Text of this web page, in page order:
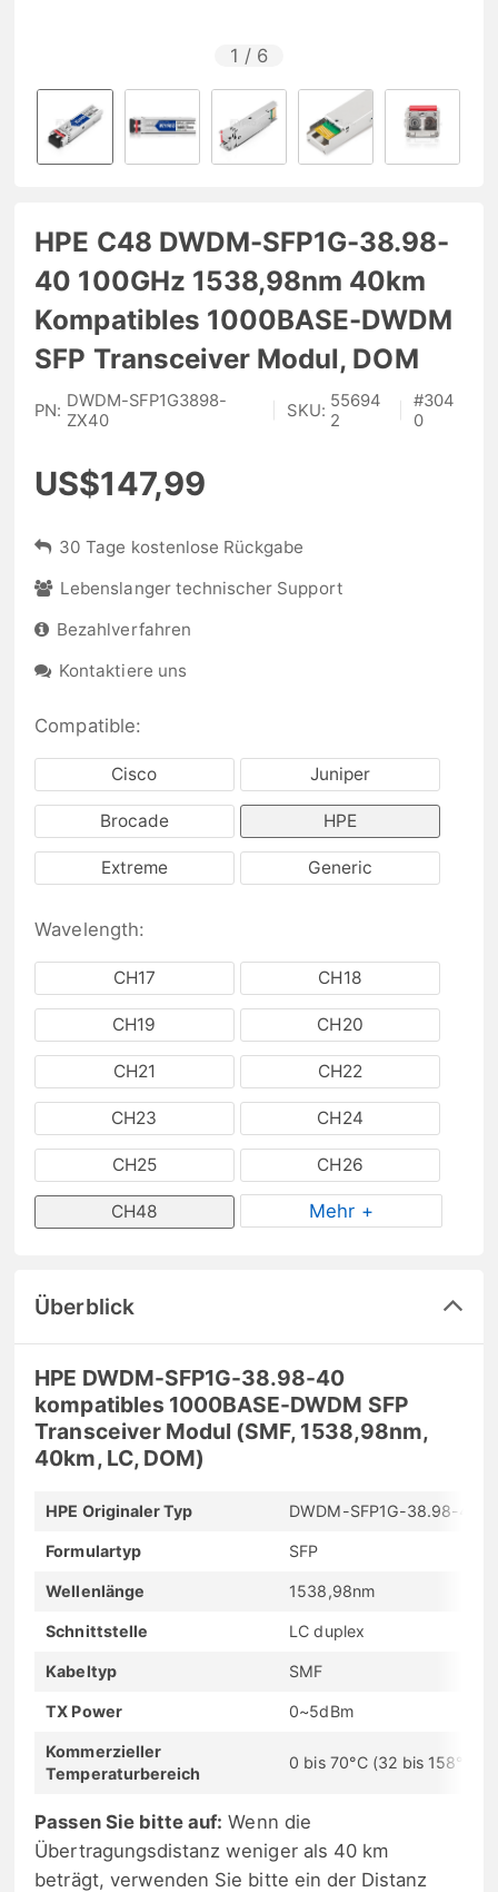
1 / 6
HPE C48 DWDM-SFP1G-38.98-
40 100GHz 1538,98nm 40km
Kompatibles 1000BASE-DWDM
SFP Transceiver Modul, DOM
PN: DWDM-SFP1G3898-
ZX40
SKU: 55694
2
#304
0
US$147,99
30 Tage kostenlose Rückgabe
Lebenslanger technischer Support
Bezahlverfahren
Kontaktiere uns
Compatible:
Cisco Juniper
Brocade HPE
Extreme Generic
Wavelength:
CH17 CH18
CH19 CH20
CH21 CH22
CH23 CH24
CH25 CH26
CH48 Mehr +
Überblick
HPE DWDM-SFP1G-38.98-40
kompatibles 1000BASE-DWDM SFP
Transceiver Modul (SMF, 1538,98nm,
40km, LC, DOM)
HPE Originaler Typ DWDM-SFP1G-38.98-40
Formulartyp SFP
Wellenlänge 1538,98nm
Schnittstelle LC duplex
Kabeltyp SMF
TX Power 0~5dBm
Kommerzieller
Temperaturbereich
0 bis 70°C (32 bis 158°F)
Passen Sie bitte auf: Wenn die
Übertragungsdistanz weniger als 40 km
beträgt, verwenden Sie bitte ein der Distanz